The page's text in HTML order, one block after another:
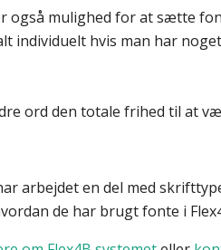
også mulighed for at sætte
individuelt hvis man har
ord den totale frihed til at
arbejdet en del med
de har brugt fonte i